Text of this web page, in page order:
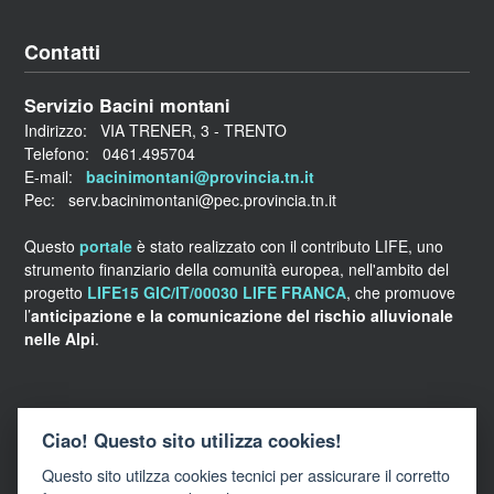
Contatti
Servizio Bacini montani
Indirizzo: VIA TRENER, 3 - TRENTO
Telefono: 0461.495704
E-mail: bacinimontani@provincia.tn.it
Pec: serv.bacinimontani@pec.provincia.tn.it
Questo portaleè stato realizzato con il contributo LIFE, uno
strumento finanziario della comunità europea, nell'ambito del
progetto LIFE15 GIC/IT/00030 LIFE FRANCA, che promuove
l’anticipazione e la comunicazione del rischio alluvionale
nelle Alpi.
Links
WebGIS della Provincia autonoma di Trento
Ciao! Questo sito utilizza cookies!
Questo sito utilzza cookies tecnici per assicurare il corretto